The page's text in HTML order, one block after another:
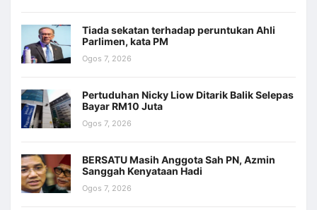
Tiada sekatan terhadap peruntukan Ahli
Parlimen, kata PM
Ogos 7, 2026
Pertuduhan Nicky Liow Ditarik Balik Selepas
Bayar RM10 Juta
Ogos 7, 2026
BERSATU Masih Anggota Sah PN, Azmin
Sanggah Kenyataan Hadi
Ogos 7, 2026